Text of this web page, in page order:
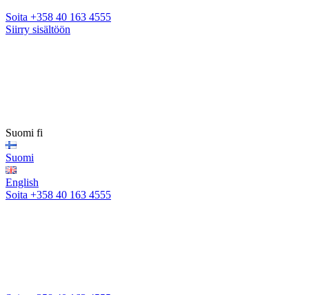
Soita +358 40 163 4555
Siirry sisältöön
Suomi fi
Suomi
English
Soita +358 40 163 4555